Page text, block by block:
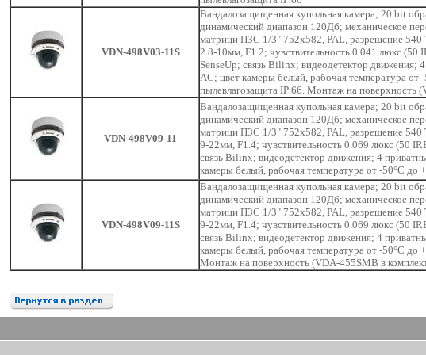
VDN-498V03-11S
Вандалозащищенная купольная камера; 20 bit
динамический диапазон 120Дб; механическое
матрици ПЗС 1/3" 752х582, PAL, разрешение
2.8-10мм, F1.2; чувствительность 0.041 люкс (50
SenseUp; связь Bilinx; видеодетектор движения;
AC; цвет камеры белый, рабочая температура от
пылевлагозащита IP 66. Монтаж на поверхность
VDN-498V09-11
Вандалозащищенная купольная камера; 20 bit
динамический диапазон 120Дб; механическое
матрици ПЗС 1/3" 752х582, PAL, разрешение
9-22мм, F1.4; чувствительность 0.069 люкс (50
связь Bilinx; видеодетектор движения; 4
камеры белый, рабочая температура от -50°С до
VDN-498V09-11S
Вандалозащищенная купольная камера; 20 bit
динамический диапазон 120Дб; механическое
матрици ПЗС 1/3" 752х582, PAL, разрешение
9-22мм, F1.4; чувствительность 0.069 люкс (50
связь Bilinx; видеодетектор движения; 4
камеры белый, рабочая температура от -50°С до
Монтаж на поверхность (VDA-455SMB в